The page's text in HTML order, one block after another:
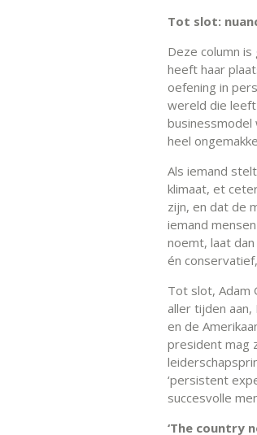
Tot slot:
Deze column
heeft haar
oefening in
wereld die leeft
heel
Als iemand
klimaat, et
zijn, en dat de
iemand
noemt, laat
én
Tot slot, Adam
aller tijden aan,
en de
president mag
‘persistent
succesvolle
‘The country